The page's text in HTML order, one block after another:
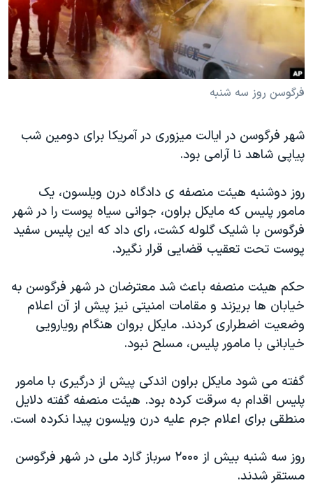
حقوق شهروندی
اقتصادی
علم و فناوری
گالری عکس
آرشیو پخش زنده
انتخابات ریاست جمهوری آمریکا ۲۰۲۴
حمله جمهوری اسلامی به اسرائیل
رمز مهسا
اعتراضات زن، زندگی، آزادی
مجموعه مستندهای دادخواهی
تریبونال مردمی آبان ۹۸
دادگاه حمید نوری
چهل سال گروگان‌گیری
اعتراضات مردمی آبان ۹۸
اسرائیل در جنگ
نرگس محمدی برنده جایزه نوبل صلح
صفحه‌های ویژه
سفر پرزیدنت ترامپ به چین
دنبال کنید
فرگوسن روز سه شنبه
شهر فرگوسن در ایالت میزوری در آمریکا برای دومین شب
پیاپی شاهد نا آرامی بود.
روز دوشنبه هیئت منصفه ی دادگاه درن ویلسون، یک
مامور پلیس که مایکل براون، جوانی سیاه پوست را در شهر
فرگوسن با شلیک گلوله کشت، رای داد که این پلیس سفید
پوست تحت تعقیب قضایی قرار نگیرد.
حکم هیئت منصفه باعث شد معترضان در شهر فرگوسن به
خیابان ها بریزند و مقامات امنیتی نیز پیش از آن اعلام
وضعیت اضطراری کردند. مایکل بروان هنگام رویارویی
خیابانی با مامور پلیس، مسلح نبود.
گفته می شود مایکل براون اندکی پیش از درگیری با مامور
پلیس اقدام به سرقت کرده بود. هیئت منصفه گفته دلایل
منطقی برای اعلام جرم علیه درن ویلسون پیدا نکرده است.
روز سه شنبه بیش از ۲۰۰۰ سرباز گارد ملی در شهر فرگوسن
مستقر شدند.